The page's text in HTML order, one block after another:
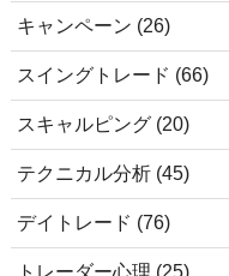
キャンペーン (26)
スイングトレード (66)
スキャルピング (20)
テクニカル分析 (45)
デイトレード (76)
トレーダー心理 (25)